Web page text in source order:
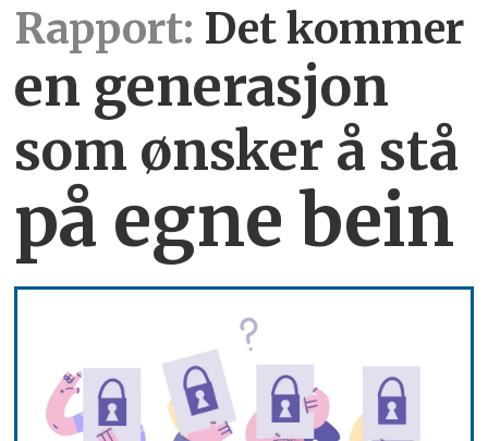
Rapport: Det kommer
en generasjon
som ønsker å stå
på egne bein